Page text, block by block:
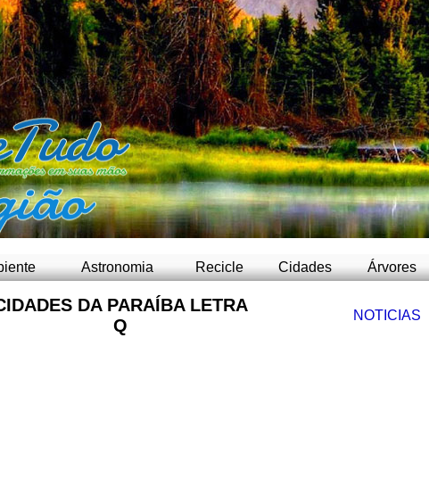
Astronomia Recicle Cidades Árvores
DA PARAÍBA LETRA
Q
NOTICIAS